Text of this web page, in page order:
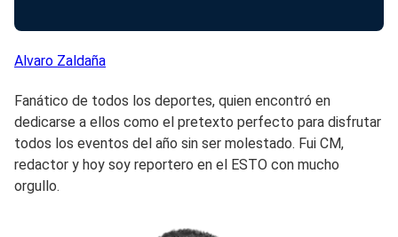
Alvaro Zaldaña
Fanático de todos los deportes, quien encontró en
dedicarse a ellos como el pretexto perfecto para disfrutar
todos los eventos del año sin ser molestado. Fui CM,
redactor y hoy soy reportero en el ESTO con mucho
orgullo.